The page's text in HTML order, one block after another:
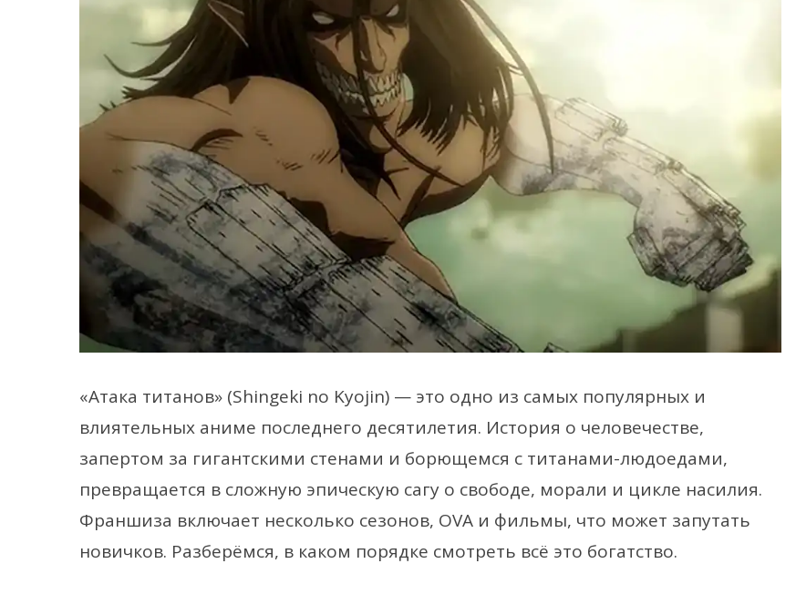
«Атака титанов» (Shingeki no Kyojin) — это одно из самых популярных и
влиятельных аниме последнего десятилетия. История о человечестве,
запертом за гигантскими стенами и борющемся с титанами-людоедами,
превращается в сложную эпическую сагу о свободе, морали и цикле насилия.
Франшиза включает несколько сезонов, OVA и фильмы, что может запутать
новичков. Разберёмся, в каком порядке смотреть всё это богатство.